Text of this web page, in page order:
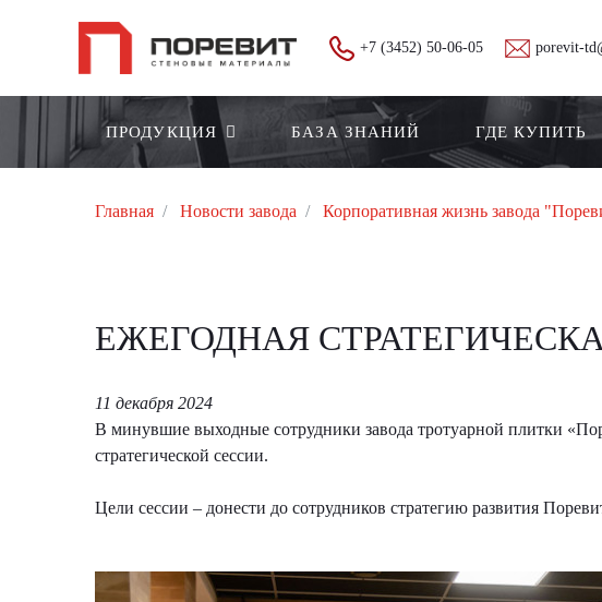
+7 (3452) 50-06-05 porevit-
ПРОДУКЦИЯ БАЗА ЗНАНИЙ ГДЕ КУПИТЬ
Главная Новости завода Корпоративная жизнь завода
ЕЖЕГОДНАЯ
11 декабря 2024
В минувшие выходные сотрудники завода тротуарной плитки
стратегической сессии.
Цели сессии – донести до сотрудников стратегию развития